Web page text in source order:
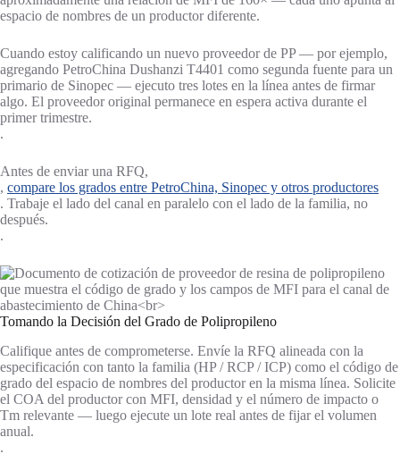
espacio de nombres de un productor diferente.
Cuando estoy calificando un nuevo proveedor de PP — por ejemplo,
agregando PetroChina Dushanzi T4401 como segunda fuente para un
primario de Sinopec — ejecuto tres lotes en la línea antes de firmar
algo. El proveedor original permanece en espera activa durante el
primer trimestre.
.
Antes de enviar una RFQ,
, compare los grados entre PetroChina, Sinopec y otros productores
. Trabaje el lado del canal en paralelo con el lado de la familia, no
después.
.
Tomando la Decisión del Grado de Polipropileno
Califique antes de comprometerse. Envíe la RFQ alineada con la
especificación con tanto la familia (HP / RCP / ICP) como el código de
grado del espacio de nombres del productor en la misma línea. Solicite
el COA del productor con MFI, densidad y el número de impacto o
Tm relevante — luego ejecute un lote real antes de fijar el volumen
anual.
.